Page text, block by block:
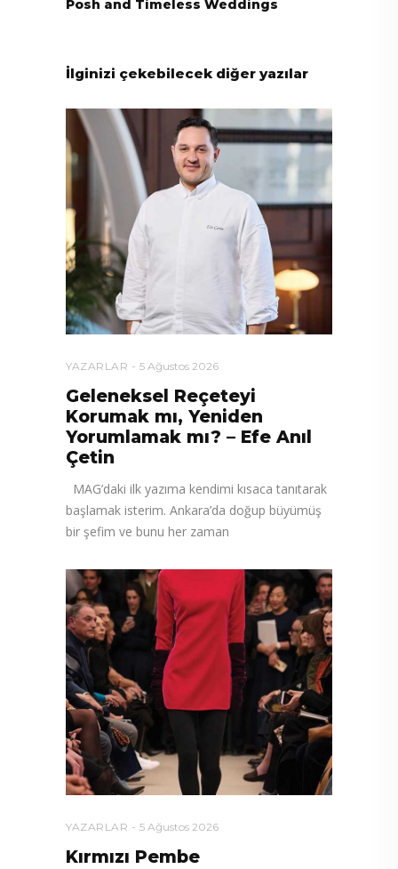
Posh and Timeless Weddings
İlginizi çekebilecek diğer yazılar
YAZARLAR 5 Ağustos 2026
Geleneksel Reçeteyi
Korumak mı, Yeniden
Yorumlamak mı? – Efe Anıl
Çetin
MAG’daki ilk yazıma kendimi kısaca tanıtarak
başlamak isterim. Ankara’da doğup büyümüş
bir şefim ve bunu her zaman
YAZARLAR 5 Ağustos 2026
Kırmızı Pembe